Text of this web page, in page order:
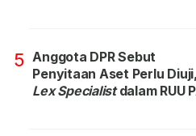
5 Anggota DPR Sebut
Penyitaan Aset Perlu Diuji,
Lex Specialistdalam RUU